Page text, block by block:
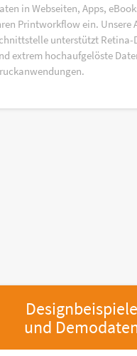
in Webseiten, Apps,
Printworkflow ein. Unsere
unterstützt Retina-
extrem hochaufgelöste
Designbeispiele
und